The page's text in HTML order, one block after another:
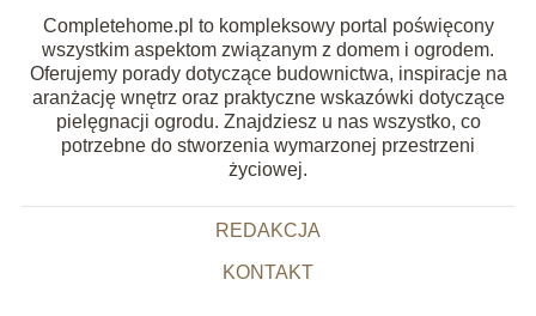
Completehome.pl to kompleksowy portal poświęcony
wszystkim aspektom związanym z domem i ogrodem.
Oferujemy porady dotyczące budownictwa, inspiracje na
aranżację wnętrz oraz praktyczne wskazówki dotyczące
pielęgnacji ogrodu. Znajdziesz u nas wszystko, co
potrzebne do stworzenia wymarzonej przestrzeni
życiowej.
REDAKCJA
KONTAKT